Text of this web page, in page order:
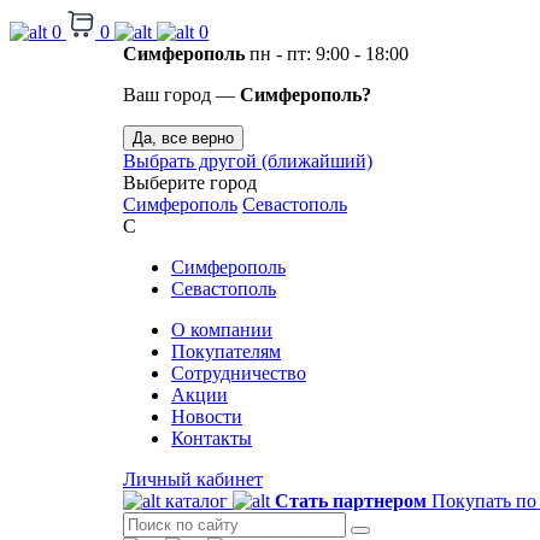
0 0
0
Симферополь пн - пт: 9:00 - 18:00
Ваш город — Симферополь?
Да, все верно
Выбрать другой (ближайший)
Выберите город
Симферополь Севастополь
С
Симферополь
Севастополь
О компании
Покупателям
Сотрудничество
Акции
Новости
Контакты
Личный кабинет
каталог
Стать партнером Покупать